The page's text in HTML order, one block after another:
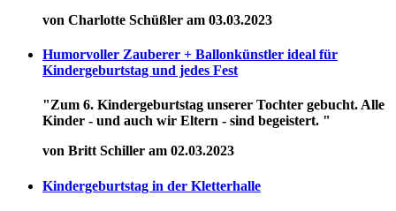
von Charlotte Schüßler am 03.03.2023
Humorvoller Zauberer + Ballonkünstler ideal für
Kindergeburtstag und jedes Fest
"Zum 6. Kindergeburtstag unserer Tochter gebucht. Alle
Kinder - und auch wir Eltern - sind begeistert. "
von Britt Schiller am 02.03.2023
Kindergeburtstag in der Kletterhalle